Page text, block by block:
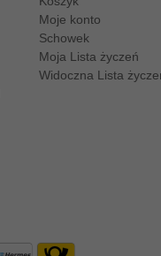
Moje konto
Schowek
Moja Lista życzeń
Widoczna Lista